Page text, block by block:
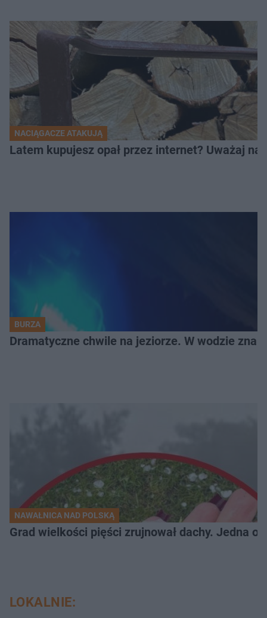
NACIĄGACZE ATAKUJĄ
Latem kupujesz opał przez internet? Uważaj na
BURZA
Dramatyczne chwile na jeziorze. W wodzie
NAWAŁNICA NAD POLSKĄ
Grad wielkości pięści zrujnował dachy. Jedna
LOKALNIE: